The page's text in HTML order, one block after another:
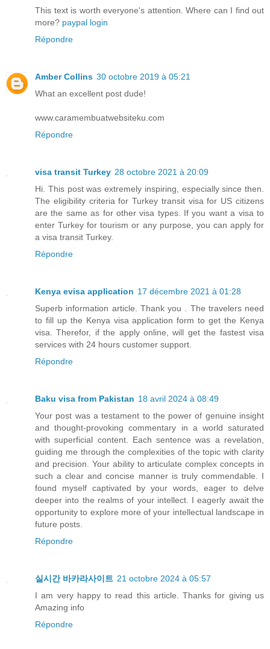
This text is worth everyone's attention. Where can I find out
more? paypal login
Répondre
Amber Collins 30 octobre 2019 à 05:21
What an excellent post dude!
www.caramembuatwebsiteku.com
Répondre
visa transit Turkey 28 octobre 2021 à 20:09
Hi. This post was extremely inspiring, especially since then.
The eligibility criteria for Turkey transit visa for US citizens
are the same as for other visa types. If you want a visa to
enter Turkey for tourism or any purpose, you can apply for
a visa transit Turkey.
Répondre
Kenya evisa application 17 décembre 2021 à 01:28
Superb information article. Thank you . The travelers need
to fill up the Kenya visa application form to get the Kenya
visa. Therefor, if the apply online, will get the fastest visa
services with 24 hours customer support.
Répondre
Baku visa from Pakistan 18 avril 2024 à 08:49
Your post was a testament to the power of genuine insight
and thought-provoking commentary in a world saturated
with superficial content. Each sentence was a revelation,
guiding me through the complexities of the topic with clarity
and precision. Your ability to articulate complex concepts in
such a clear and concise manner is truly commendable. I
found myself captivated by your words, eager to delve
deeper into the realms of your intellect. I eagerly await the
opportunity to explore more of your intellectual landscape in
future posts.
Répondre
실시간 바카라사이트 21 octobre 2024 à 05:57
I am very happy to read this article. Thanks for giving us
Amazing info
Répondre